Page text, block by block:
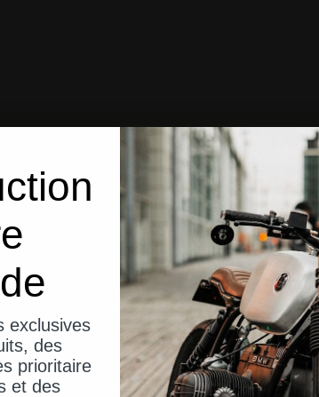
exclusives
des
prioritaire
et des